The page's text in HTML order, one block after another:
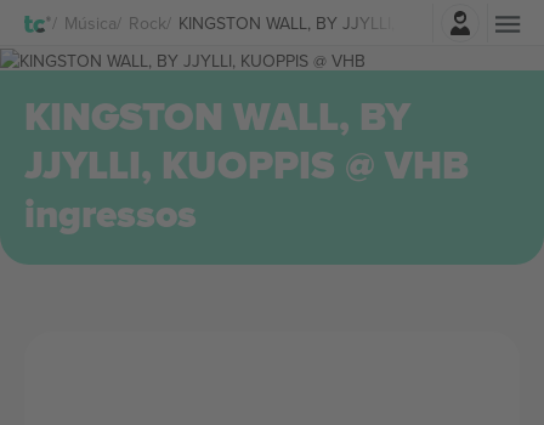
Música Rock KINGSTON WALL, BY JJYLLI, KUOPPIS @ VHB
Entrar
KINGSTON WALL, BY
JJYLLI, KUOPPIS @ VHB
ingressos